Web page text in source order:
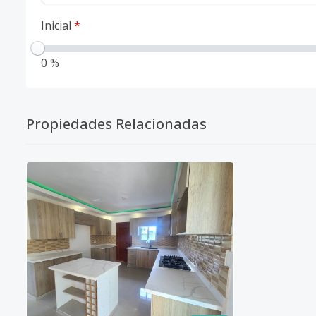
Inicial *
0 %
Propiedades Relacionadas